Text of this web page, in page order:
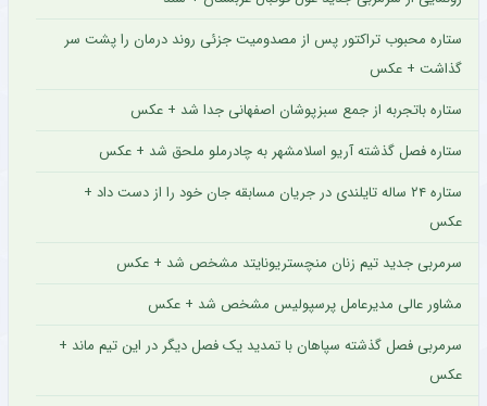
ستاره محبوب تراکتور پس از مصدومیت جزئی روند درمان را پشت سر
گذاشت + عکس
ستاره باتجربه از جمع سبزپوشان اصفهانی جدا شد + عکس
ستاره فصل گذشته آریو اسلامشهر به چادرملو ملحق شد + عکس
ستاره ۲۴ ساله تایلندی در جریان مسابقه جان خود را از دست داد +
عکس
سرمربی جدید تیم زنان منچستریونایتد مشخص شد + عکس
مشاور عالی مدیرعامل پرسپولیس مشخص شد + عکس
سرمربی فصل گذشته سپاهان با تمدید یک فصل دیگر در این تیم ماند +
عکس